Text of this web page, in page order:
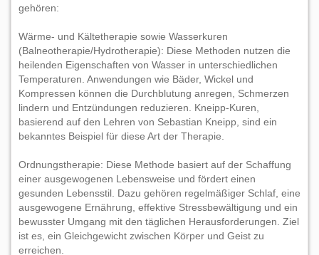
gehören:
Wärme- und Kältetherapie sowie Wasserkuren
(Balneotherapie/Hydrotherapie): Diese Methoden nutzen die
heilenden Eigenschaften von Wasser in unterschiedlichen
Temperaturen. Anwendungen wie Bäder, Wickel und
Kompressen können die Durchblutung anregen, Schmerzen
lindern und Entzündungen reduzieren. Kneipp-Kuren,
basierend auf den Lehren von Sebastian Kneipp, sind ein
bekanntes Beispiel für diese Art der Therapie.
Ordnungstherapie: Diese Methode basiert auf der Schaffung
einer ausgewogenen Lebensweise und fördert einen
gesunden Lebensstil. Dazu gehören regelmäßiger Schlaf, eine
ausgewogene Ernährung, effektive Stressbewältigung und ein
bewusster Umgang mit den täglichen Herausforderungen. Ziel
ist es, ein Gleichgewicht zwischen Körper und Geist zu
erreichen.